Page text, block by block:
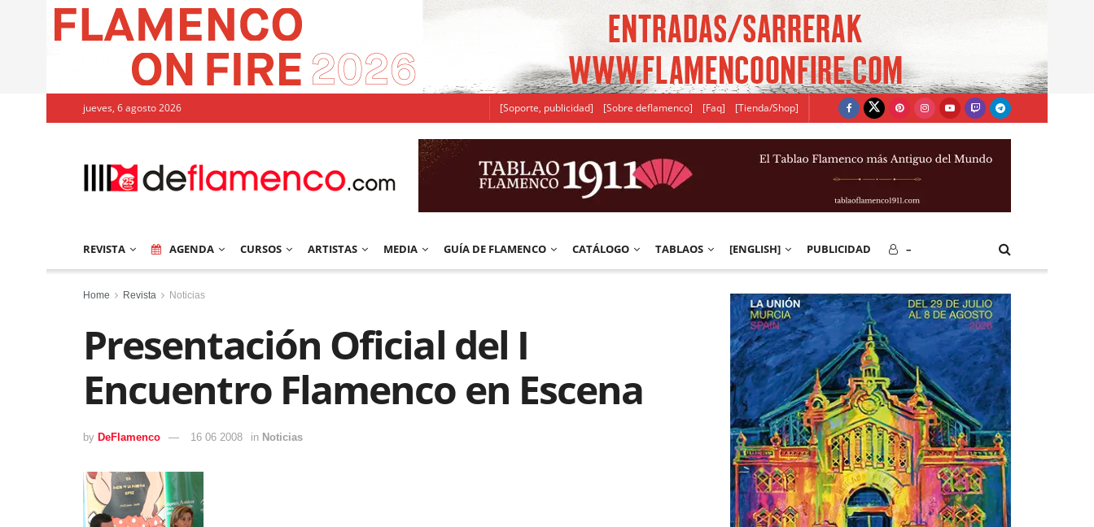
jueves, 6 agosto 2026 [Soporte, publicidad] [Sobre deflamenco] [Faq] [Tienda/Shop]
REVISTA AGENDA CURSOS ARTISTAS MEDIA GUÍA DE FLAMENCO CATÁLOGO TABLAOS [ENGLISH] PUBLICIDAD –
Home Revista Noticias
Presentación Oficial del I
Encuentro Flamenco en Escena
by DeFlamenco 16 06 2008 in Noticias